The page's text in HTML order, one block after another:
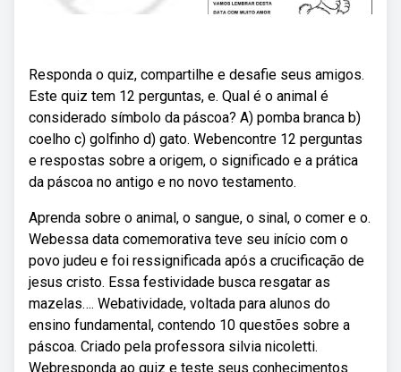
Responda o quiz, compartilhe e desafie seus amigos.
Este quiz tem 12 perguntas, e. Qual é o animal é
considerado símbolo da páscoa? A) pomba branca b)
coelho c) golfinho d) gato. Webencontre 12 perguntas
e respostas sobre a origem, o significado e a prática
da páscoa no antigo e no novo testamento.
Aprenda sobre o animal, o sangue, o sinal, o comer e o.
Webessa data comemorativa teve seu início com o
povo judeu e foi ressignificada após a crucificação de
jesus cristo. Essa festividade busca resgatar as
mazelas…. Webatividade, voltada para alunos do
ensino fundamental, contendo 10 questões sobre a
páscoa. Criado pela professora silvia nicoletti.
Webresponda ao quiz e teste seus conhecimentos